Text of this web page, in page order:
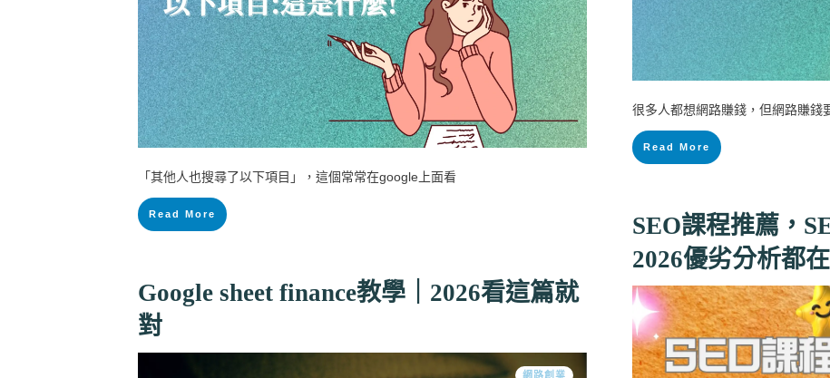
很多人都想網路賺錢，但網路賺錢
Read More
「其他人也搜尋了以下項目」，這個常常在google上面看
Read More
SEO課程推薦，
2026優劣分析都
Google sheet finance教學｜2026看這篇就
對
網路創業